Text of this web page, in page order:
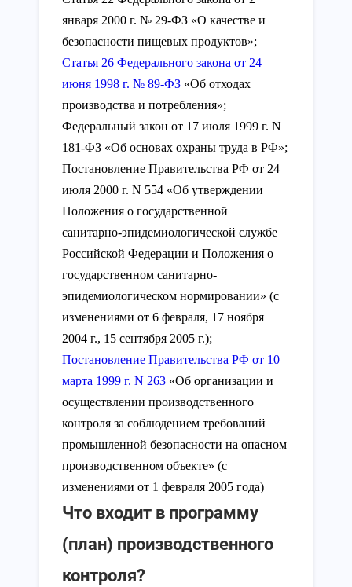
января 2000 г. № 29-ФЗ «О качестве и
безопасности пищевых продуктов»;
Статья 26 Федерального закона от 24
июня 1998 г. № 89-ФЗ «Об отходах
производства и потребления»;
Федеральный закон от 17 июля 1999 г. N
181-ФЗ «Об основах охраны труда в РФ»;
Постановление Правительства РФ от 24
июля 2000 г. N 554 «Об утверждении
Положения о государственной
санитарно-эпидемиологической службе
Российской Федерации и Положения о
государственном санитарно-
эпидемиологическом нормировании» (с
изменениями от 6 февраля, 17 ноября
2004 г., 15 сентября 2005 г.);
Постановление Правительства РФ от 10
марта 1999 г. N 263 «Об организации и
осуществлении производственного
контроля за соблюдением требований
промышленной безопасности на опасном
производственном объекте» (с
изменениями от 1 февраля 2005 года)
Что входит в программу
(план) производственного
контроля?